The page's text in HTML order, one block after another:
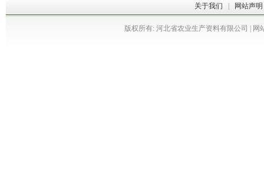
关于我们 网站声明
版权所有: 河北省农业生产资料有限公司 | 网